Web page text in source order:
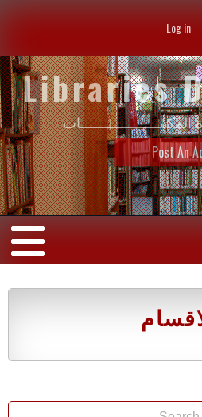
Log in
Libraries
المكتبــــــــــــــــــــات
Post An